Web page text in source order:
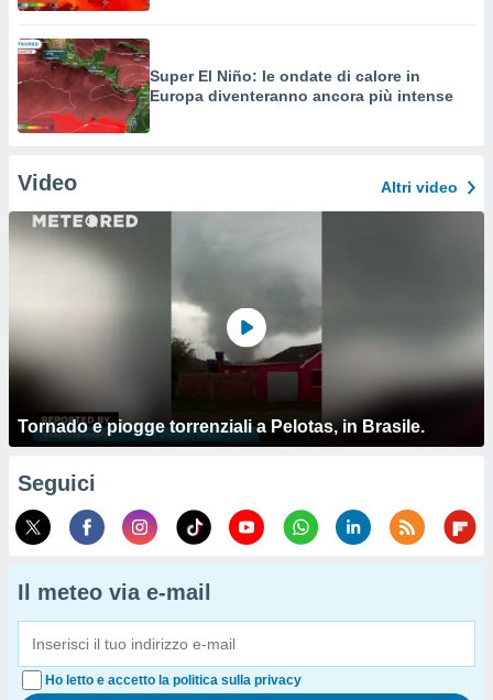
Super El Niño: le ondate di calore in
Europa diventeranno ancora più intense
Video Altri video
Tornado e piogge torrenziali a Pelotas, in Brasile.
Seguici
Il meteo via e-mail
Ho letto e accetto la politica sulla privacy